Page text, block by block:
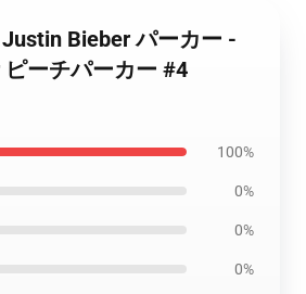
Bieber パーカー -
ーチパーカー #4
100%
0%
0%
0%